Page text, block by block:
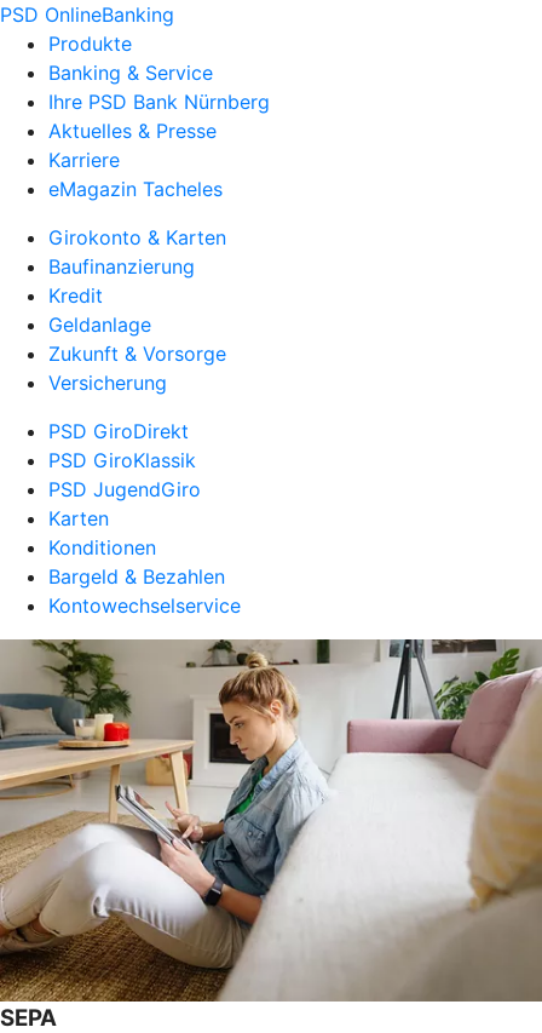
PSD OnlineBanking
Produkte
Banking & Service
Ihre PSD Bank Nürnberg
Aktuelles & Presse
Karriere
eMagazin Tacheles
Girokonto & Karten
Baufinanzierung
Kredit
Geldanlage
Zukunft & Vorsorge
Versicherung
PSD GiroDirekt
PSD GiroKlassik
PSD JugendGiro
Karten
Konditionen
Bargeld & Bezahlen
Kontowechselservice
SEPA